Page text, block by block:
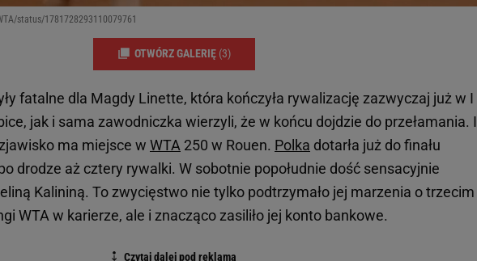
status/1781728293110079761
OTWÓRZ GALERIĘ (3)
fatalne dla Magdy Linette, która kończyła rywalizację zazwyczaj już w I
jak i sama zawodniczka wierzyli, że w końcu dojdzie do przełamania. I
ma miejsce w WTA 250 w Rouen. Polka dotarła już do finału
drodze aż cztery rywalki. W sobotnie popołudnie dość sensacyjnie
Kalininą. To zwycięstwo nie tylko podtrzymało jej marzenia o trzecim
WTA w karierze, ale i znacząco zasiliło jej konto bankowe.